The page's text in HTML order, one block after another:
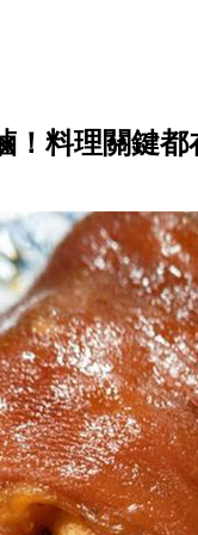
！料理關鍵都